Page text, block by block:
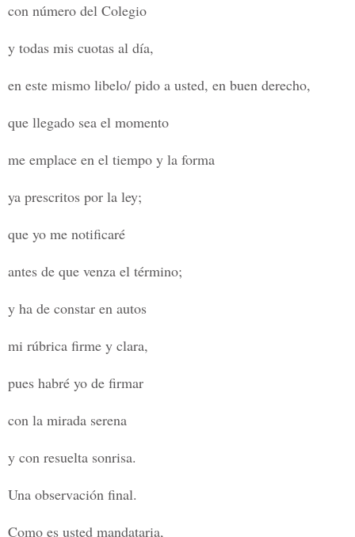
con número del Colegio
y todas mis cuotas al día,
en este mismo libelo/ pido a usted, en buen derecho,
que llegado sea el momento
me emplace en el tiempo y la forma
ya prescritos por la ley;
que yo me notificaré
antes de que venza el término;
y ha de constar en autos
mi rúbrica firme y clara,
pues habré yo de firmar
con la mirada serena
y con resuelta sonrisa.
Una observación final.
Como es usted mandataria,